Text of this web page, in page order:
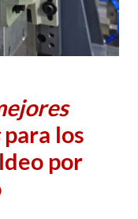
para los
por